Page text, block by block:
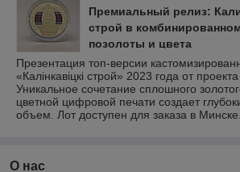
Премиальный релиз:
строй в
позолоты и цвета
Презентация топ-версии
«Калінкавіцкі строй» 2023 года от
Уникальное сочетание сплошного
цветной цифровой печати создает
объем. Лот доступен для заказа в Минске.
О нас